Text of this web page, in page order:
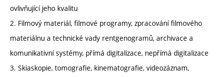
ovlivňující jeho kvalitu
2. Filmový materiál, filmové programy, zpracování filmového
materiálnu a technické vady rentgenogramů, archivace a
komunikativní systémy, přímá digitalizace, nepřímá digitalizace
3. Skiaskopie, tomografie, kinematografie, videozáznam,